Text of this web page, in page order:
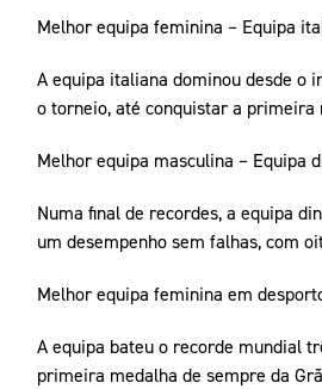
Melhor equipa feminina – Equipa
A equipa italiana dominou desde o
o torneio, até conquistar a
Melhor equipa masculina – Equipa
Numa final de recordes, a equipa
um desempenho sem falhas, com
Melhor equipa feminina em
A equipa bateu o recorde mundial
primeira medalha de sempre da